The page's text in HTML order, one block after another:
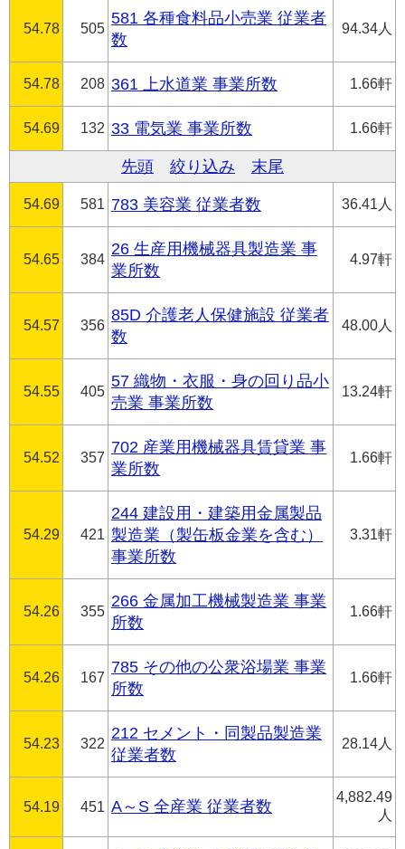
54.78 505
581 各種食料品小売業 従業者
数
94.34人
54.78 208 361 上水道業 事業所数 1.66軒
54.69 132 33 電気業 事業所数 1.66軒
先頭 絞り込み 末尾
54.69 581 783 美容業 従業者数 36.41人
54.65 384
26 生産用機械器具製造業 事
業所数
4.97軒
54.57 356
85D 介護老人保健施設 従業者
数
48.00人
54.55 405
57 織物・衣服・身の回り品小
売業 事業所数
13.24軒
54.52 357
702 産業用機械器具賃貸業 事
業所数
1.66軒
54.29 421
244 建設用・建築用金属製品
製造業（製缶板金業を含む）
事業所数
3.31軒
54.26 355
266 金属加工機械製造業 事業
所数
1.66軒
54.26 167
785 その他の公衆浴場業 事業
所数
1.66軒
54.23 322
212 セメント・同製品製造業
従業者数
28.14人
54.19 451 A～S 全産業 従業者数
4,882.49
人